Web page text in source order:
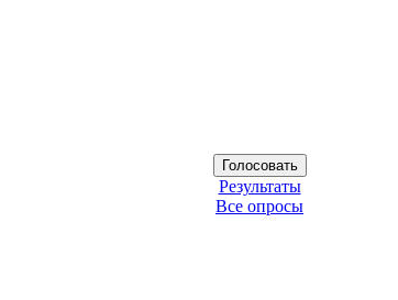
Результаты
Все опросы